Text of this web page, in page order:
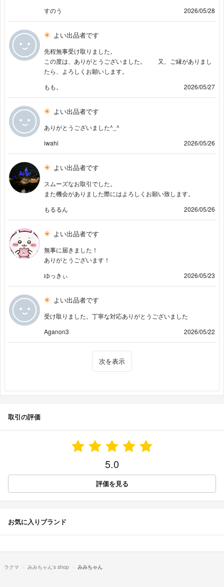
すのう 2026/05/28
よい出品者です
先程無事受け取りました。
この度は、ありがとうございました。 又、ご縁がありまし
たら、よろしくお願いします。
もも。
2026/05/27
よい出品者です
ありがとうございました^_^
iwahi
2026/05/26
よい出品者です
スムーズなお取引でした。
また機会がありました際にはよろしくお願い致します。
もるるん
2026/05/26
よい出品者です
無事に届きました！
ありがとうございます！
ゆっきぃ
2026/05/23
よい出品者です
受け取りました。丁寧な対応ありがとうございました
Aganon3
2026/05/22
次を表示
取引の評価
5.0
評価を見る
お気に入りブランド
ラクマ みみちゃん's shop みみちゃん